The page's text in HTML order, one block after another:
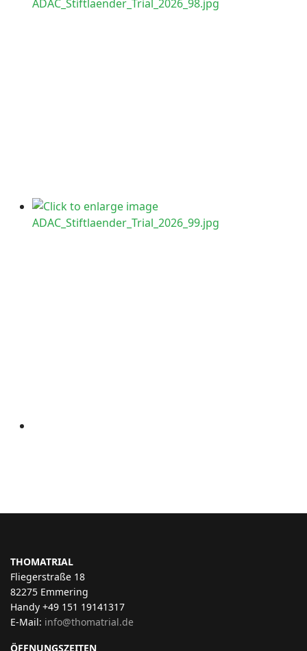
THOMATRIAL
Fliegerstraße 18
82275 Emmering
Handy +49 151 19141317
E-Mail: info@thomatrial.de
ÖFFNUNGSZEITEN